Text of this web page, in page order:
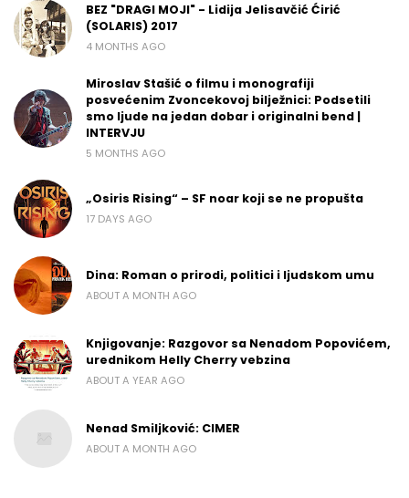
BEZ "DRAGI MOJI" - Lidija Jelisavčić Ćirić
(SOLARIS) 2017
4 MONTHS AGO
Miroslav Stašić o filmu i monografiji
posvećenim Zvoncekovoj bilježnici: Podsetili
smo ljude na jedan dobar i originalni bend |
INTERVJU
5 MONTHS AGO
„Osiris Rising“ – SF noar koji se ne propušta
17 DAYS AGO
Dina: Roman o prirodi, politici i ljudskom umu
ABOUT A MONTH AGO
Knjigovanje: Razgovor sa Nenadom Popovićem,
urednikom Helly Cherry vebzina
ABOUT A YEAR AGO
Nenad Smiljković: CIMER
ABOUT A MONTH AGO